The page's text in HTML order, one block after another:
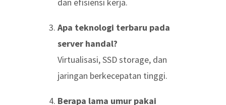
Apa teknologi terbaru pada
server handal?
Virtualisasi, SSD storage, dan
jaringan berkecepatan tinggi.
Berapa lama umur pakai